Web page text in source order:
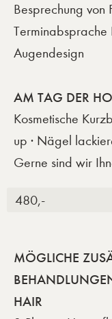
Besprechung von
Terminabsprache
Augendesign
AM TAG DER
Kosmetische
up · Nägel
Gerne sind wir
480,-
MÖGLICHE
HAIR